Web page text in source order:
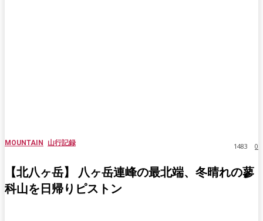
MOUNTAIN 山行記録 0
1483
【北八ヶ岳】 八ヶ岳連峰の最北端、冬晴れの蓼
科山を日帰りピストン